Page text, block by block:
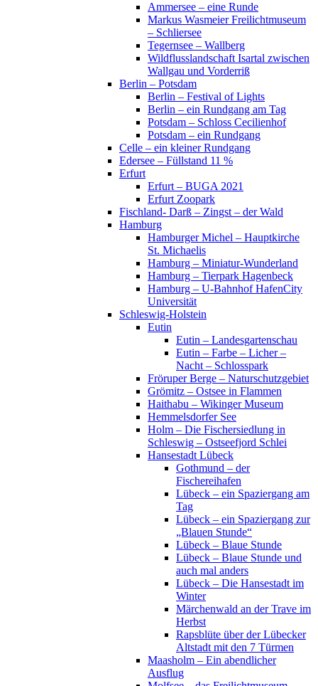
Ammersee – eine Runde
Markus Wasmeier Freilichtmuseum
– Schliersee
Tegernsee – Wallberg
Wildflusslandschaft Isartal zwischen
Wallgau und Vorderriß
Berlin – Potsdam
Berlin – Festival of Lights
Berlin – ein Rundgang am Tag
Potsdam – Schloss Cecilienhof
Potsdam – ein Rundgang
Celle – ein kleiner Rundgang
Edersee – Füllstand 11 %
Erfurt
Erfurt – BUGA 2021
Erfurt Zoopark
Fischland- Darß – Zingst – der Wald
Hamburg
Hamburger Michel – Hauptkirche
St. Michaelis
Hamburg – Miniatur-Wunderland
Hamburg – Tierpark Hagenbeck
Hamburg – U-Bahnhof HafenCity
Universität
Schleswig-Holstein
Eutin
Eutin – Landesgartenschau
Eutin – Farbe – Licher –
Nacht – Schlosspark
Fröruper Berge – Naturschutzgebiet
Grömitz – Ostsee in Flammen
Haithabu – Wikinger Museum
Hemmelsdorfer See
Holm – Die Fischersiedlung in
Schleswig – Ostseefjord Schlei
Hansestadt Lübeck
Gothmund – der
Fischereihafen
Lübeck – ein Spaziergang am
Tag
Lübeck – ein Spaziergang zur
„Blauen Stunde“
Lübeck – Blaue Stunde
Lübeck – Blaue Stunde und
auch mal anders
Lübeck – Die Hansestadt im
Winter
Märchenwald an der Trave im
Herbst
Rapsblüte über der Lübecker
Altstadt mit den 7 Türmen
Maasholm – Ein abendlicher
Ausflug